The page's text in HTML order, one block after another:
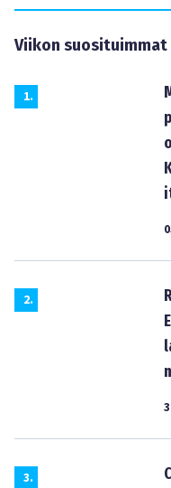
Viikon suosituimmat
1.
2.
3.